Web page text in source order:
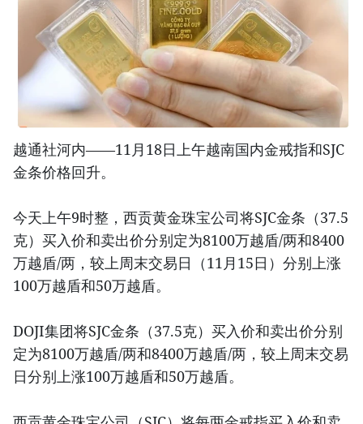
越通社河内——11月18日上午越南国内金戒指和SJC
金条价格回升。
今天上午9时整，西贡黄金珠宝公司将SJC金条（37.5
克）买入价和卖出价分别定为8100万越盾/两和8400
万越盾/两，较上周末交易日（11月15日）分别上涨
100万越盾和50万越盾。
DOJI集团将SJC金条（37.5克）买入价和卖出价分别
定为8100万越盾/两和8400万越盾/两，较上周末交易
日分别上涨100万越盾和50万越盾。